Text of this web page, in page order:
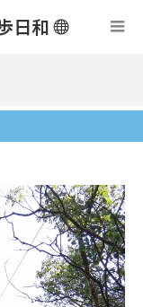
日和